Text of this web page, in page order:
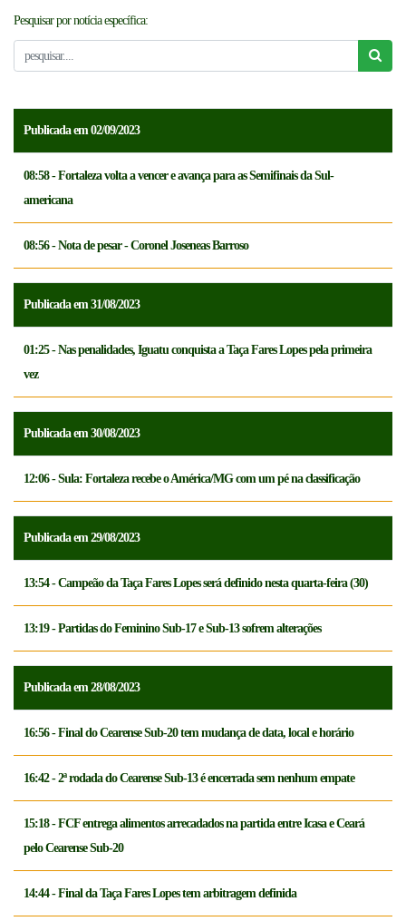
NOTICÍAS
CREDENCIAMENTO
Pesquisar por notícia específica:
Publicada em 02/09/2023
08:58 - Fortaleza volta a vencer e avança para as Semifinais da Sul-
americana
08:56 - Nota de pesar - Coronel Joseneas Barroso
Publicada em 31/08/2023
01:25 - Nas penalidades, Iguatu conquista a Taça Fares Lopes pela primeira
vez
Publicada em 30/08/2023
12:06 - Sula: Fortaleza recebe o América/MG com um pé na classificação
Publicada em 29/08/2023
13:54 - Campeão da Taça Fares Lopes será definido nesta quarta-feira (30)
13:19 - Partidas do Feminino Sub-17 e Sub-13 sofrem alterações
Publicada em 28/08/2023
16:56 - Final do Cearense Sub-20 tem mudança de data, local e horário
16:42 - 2ª rodada do Cearense Sub-13 é encerrada sem nenhum empate
15:18 - FCF entrega alimentos arrecadados na partida entre Icasa e Ceará
pelo Cearense Sub-20
14:44 - Final da Taça Fares Lopes tem arbitragem definida